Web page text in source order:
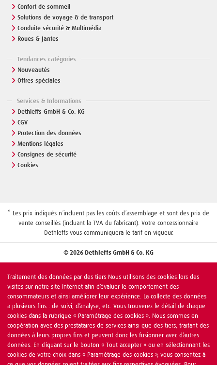
Confort de sommeil
Solutions de voyage & de transport
Conduite sécurité & Multimédia
Roues & Jantes
Tendances catégories
Nouveautés
Offres spéciales
Services & Informations
Dethleffs GmbH & Co. KG
CGV
Protection des données
Mentions légales
Consignes de sécurité
Cookies
* Les prix indiqués n´incluent pas les coûts d´assemblage et sont des prix de
vente conseillés (incluant la TVA du fabricant). Votre concessionnaire
Dethleffs vous communiquera le tarif en vigueur.
© 2026 Dethleffs GmbH & Co. KG
Traitement des données par des tiers Nous utilisons des cookies lors des
visites sur notre site Internet afin d’évaluer le comportement des
consommateurs et ainsi améliorer leur expérience. La collecte des données
a plusieurs fins : de suivi, d’analyse, etc. Vous trouverez le détail de chaque
cookies dans la rubrique « Paramétrage des cookies ». Nous sommes en
coopération avec des prestataires de services ainsi que des tiers, traitant des
données à leurs propres fins et peuvent donc les fusionner avec d’autres
données. En cliquant sur le bouton « Tout accepter » ou en sélectionnant les
cookies de votre choix dans « Paramétrage des cookies », vous consentez à